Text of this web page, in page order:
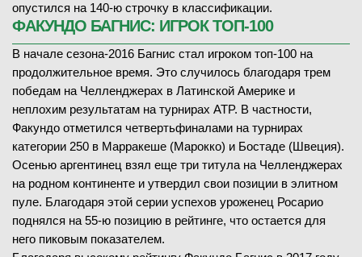
опустился на 140-ю строчку в классификации.
ФАКУНДО БАГНИС: ИГРОК ТОП-100
В начале сезона-2016 Багнис стал игроком топ-100 на
продолжительное время. Это случилось благодаря трем
победам на Челленджерах в Латинской Америке и
неплохим результатам на турнирах ATP. В частности,
Факундо отметился четвертьфиналами на турнирах
категории 250 в Марракеше (Марокко) и Бостаде (Швеция).
Осенью аргентинец взял еще три титула на Челленджерах
на родном континенте и утвердил свои позиции в элитном
пуле. Благодаря этой серии успехов уроженец Росарио
поднялся на 55-ю позицию в рейтинге, что остается для
него пиковым показателем.